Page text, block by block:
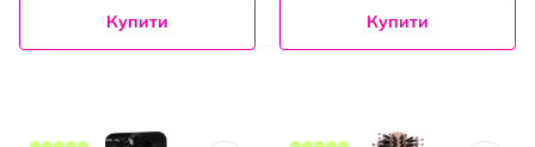
Купити Купити